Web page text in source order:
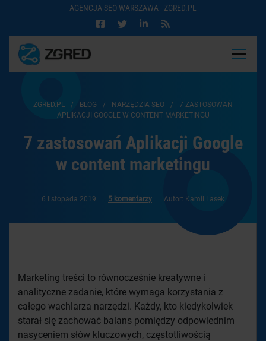
AGENCJA SEO WARSZAWA - ZGRED.PL
ZGRED.PL / BLOG / NARZĘDZIA SEO /
7 ZASTOSOWAŃ
APLIKACJI GOOGLE W CONTENT MARKETINGU
7 zastosowań Aplikacji Google
w content marketingu
6 listopada 2019 5 komentarzy Autor: Kamil Lasek
Marketing treści to równocześnie kreatywne i
analityczne zadanie, które wymaga korzystania z
całego wachlarza narzędzi. Każdy, kto kiedykolwiek
starał się zachować balans pomiędzy odpowiednim
nasyceniem słów kluczowych, częstotliwością